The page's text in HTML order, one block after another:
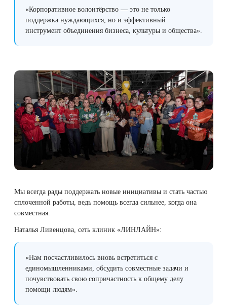
«Корпоративное волонтёрство — это не только
поддержка нуждающихся, но и эффективный
инструмент объединения бизнеса, культуры и общества».
Мы всегда рады поддержать новые инициативы и стать частью
сплоченной работы, ведь помощь всегда сильнее, когда она
совместная.
Наталья Ливенцова, сеть клиник «ЛИНЛАЙН»:
«Нам посчастливилось вновь встретиться с
единомышленниками, обсудить совместные задачи и
почувствовать свою сопричастность к общему делу
помощи людям».